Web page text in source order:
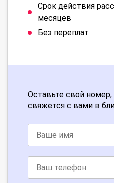
Срок действия
месяцев
Без переплат
Оставьте свой
свяжется с вами в